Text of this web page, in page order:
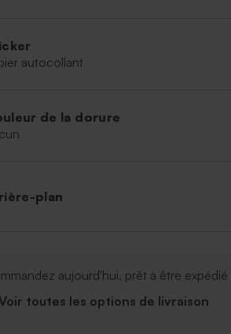
autocollant
de la dorure
plan
aujourd'hui, prêt à être expédié
toutes les options de livraison